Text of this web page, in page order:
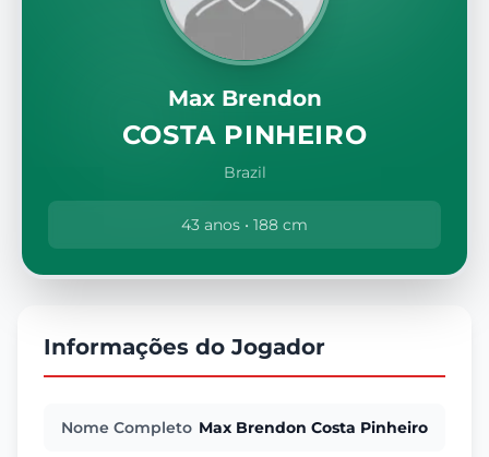
Max Brendon
COSTA PINHEIRO
Brazil
43 anos • 188 cm
Informações do Jogador
Nome Completo Max Brendon Costa Pinheiro